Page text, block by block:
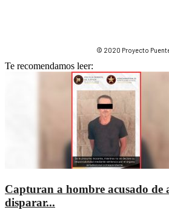
© 2020 Proyecto
Te recomendamos leer:
Capturan a hombre acusado de
disparar...